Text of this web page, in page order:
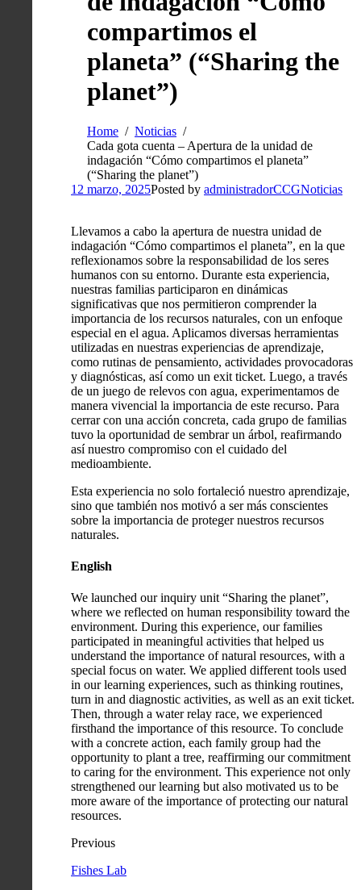
compartimos el
planeta” (“Sharing the
planet”)
Home
Noticias
Cada gota cuenta – Apertura de la unidad de
indagación “Cómo compartimos el planeta”
(“Sharing the planet”)
12 marzo, 2025Posted by administradorCCGNoticias
Llevamos a cabo la apertura de nuestra unidad de
indagación “Cómo compartimos el planeta”, en la que
reflexionamos sobre la responsabilidad de los seres
humanos con su entorno. Durante esta experiencia,
nuestras familias participaron en dinámicas
significativas que nos permitieron comprender la
importancia de los recursos naturales, con un enfoque
especial en el agua. Aplicamos diversas herramientas
utilizadas en nuestras experiencias de aprendizaje,
como rutinas de pensamiento, actividades provocadoras
y diagnósticas, así como un exit ticket. Luego, a través
de un juego de relevos con agua, experimentamos de
manera vivencial la importancia de este recurso. Para
cerrar con una acción concreta, cada grupo de familias
tuvo la oportunidad de sembrar un árbol, reafirmando
así nuestro compromiso con el cuidado del
medioambiente.
Esta experiencia no solo fortaleció nuestro aprendizaje,
sino que también nos motivó a ser más conscientes
sobre la importancia de proteger nuestros recursos
naturales.
English
We launched our inquiry unit “Sharing the planet”,
where we reflected on human responsibility toward the
environment. During this experience, our families
participated in meaningful activities that helped us
understand the importance of natural resources, with a
special focus on water. We applied different tools used
in our learning experiences, such as thinking routines,
turn in and diagnostic activities, as well as an exit ticket.
Then, through a water relay race, we experienced
firsthand the importance of this resource. To conclude
with a concrete action, each family group had the
opportunity to plant a tree, reaffirming our commitment
to caring for the environment. This experience not only
strengthened our learning but also motivated us to be
more aware of the importance of protecting our natural
resources.
Previous
Fishes Lab